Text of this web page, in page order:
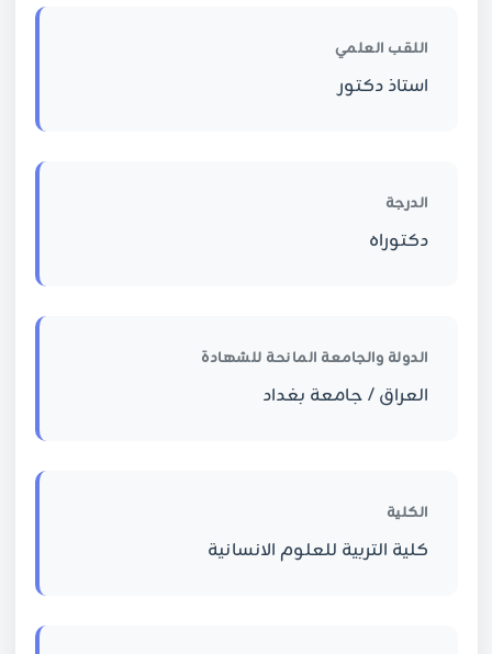
اللقب العلمي
استاذ دكتور
الدرجة
دكتوراه
الدولة والجامعة المانحة للشهادة
العراق / جامعة بغداد
الكلية
كلية التربية للعلوم الانسانية